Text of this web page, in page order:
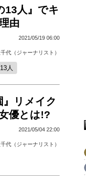
13人』でキ
由
2021/05/19 06:00
代（ジャーナリスト）
人
』リメイク
優とは!?
2021/05/04 22:00
代（ジャーナリスト）